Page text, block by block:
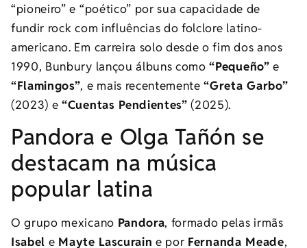
“pioneiro” e “poético” por sua capacidade de
fundir rock com influências do folclore latino-
americano. Em carreira solo desde o fim dos anos
1990, Bunbury lançou álbuns como“Pequeño” e
“Flamingos”, e mais recentemente“Greta Garbo”
(2023) e“Cuentas Pendientes” (2025).
Pandora e Olga Tañón se
destacam na música
popular latina
O grupo mexicano Pandora, formado pelas irmãs
Isabel e Mayte Lascurain e por Fernanda Meade,